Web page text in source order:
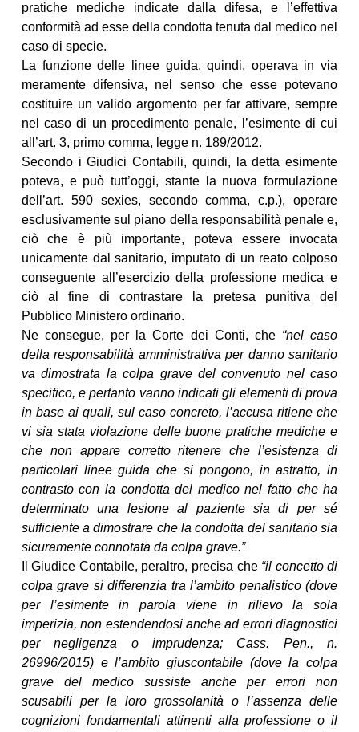
pratiche mediche indicate dalla difesa, e l’effettiva
conformità ad esse della condotta tenuta dal medico nel
caso di specie.
La funzione delle linee guida, quindi, operava in via
meramente difensiva, nel senso che esse potevano
costituire un valido argomento per far attivare, sempre
nel caso di un procedimento penale, l’esimente di cui
all’art. 3, primo comma, legge n. 189/2012.
Secondo i Giudici Contabili, quindi, la detta esimente
poteva, e può tutt’oggi, stante la nuova formulazione
dell’art. 590 sexies, secondo comma, c.p.), operare
esclusivamente sul piano della responsabilità penale e,
ciò che è più importante, poteva essere invocata
unicamente dal sanitario, imputato di un reato colposo
conseguente all’esercizio della professione medica e
ciò al fine di contrastare la pretesa punitiva del
Pubblico Ministero ordinario.
Ne consegue, per la Corte dei Conti, che “nel caso
della responsabilità amministrativa per danno sanitario
va dimostrata la colpa grave del convenuto nel caso
specifico, e pertanto vanno indicati gli elementi di prova
in base ai quali, sul caso concreto, l’accusa ritiene che
vi sia stata violazione delle buone pratiche mediche e
che non appare corretto ritenere che l’esistenza di
particolari linee guida che si pongono, in astratto, in
contrasto con la condotta del medico nel fatto che ha
determinato una lesione al paziente sia di per sé
sufficiente a dimostrare che la condotta del sanitario sia
sicuramente connotata da colpa grave.”
Il Giudice Contabile, peraltro, precisa che “il concetto di
colpa grave si differenzia tra l’ambito penalistico (dove
per l’esimente in parola viene in rilievo la sola
imperizia, non estendendosi anche ad errori diagnostici
per negligenza o imprudenza; Cass. Pen., n.
26996/2015) e l’ambito giuscontabile (dove la colpa
grave del medico sussiste anche per errori non
scusabili per la loro grossolanità o l’assenza delle
cognizioni fondamentali attinenti alla professione o il